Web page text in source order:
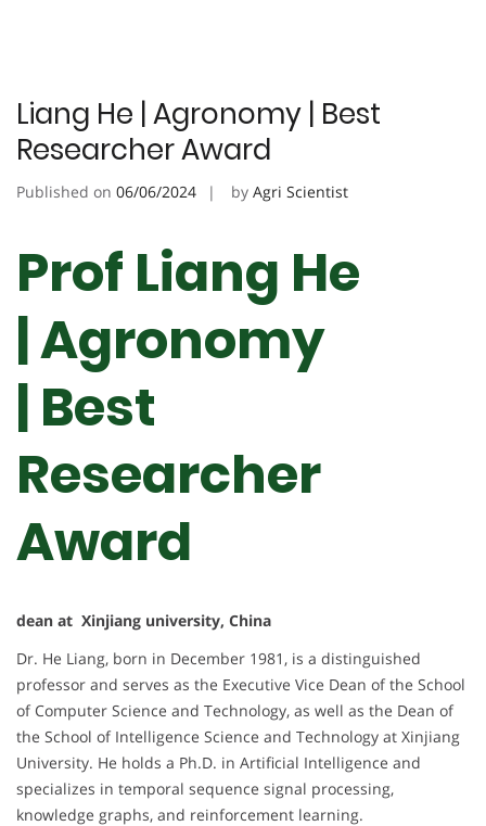
Liang He | Agronomy | Best
Researcher Award
Published on 06/06/2024 by Agri Scientist
Prof Liang He
| Agronomy
| Best
Researcher
Award
dean at Xinjiang university, China
Dr. He Liang, born in December 1981, is a distinguished
professor and serves as the Executive Vice Dean of the School
of Computer Science and Technology, as well as the Dean of
the School of Intelligence Science and Technology at Xinjiang
University. He holds a Ph.D. in Artificial Intelligence and
specializes in temporal sequence signal processing,
knowledge graphs, and reinforcement learning.